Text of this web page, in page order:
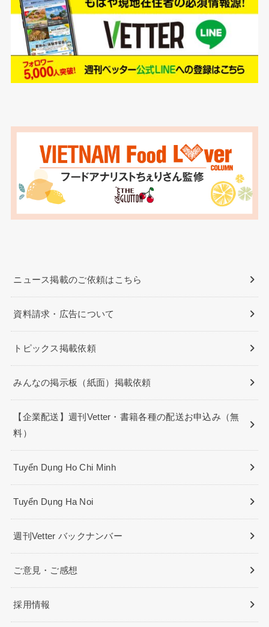
ニュース掲載のご依頼はこちら
資料請求・広告について
トピックス掲載依頼
みんなの掲示板（紙面）掲載依頼
【企業配送】週刊Vetter・書籍各種の配送お申込み（無
料）
Tuyển Dụng Ho Chi Minh
Tuyển Dụng Ha Noi
週刊Vetter バックナンバー
ご意見・ご感想
採用情報